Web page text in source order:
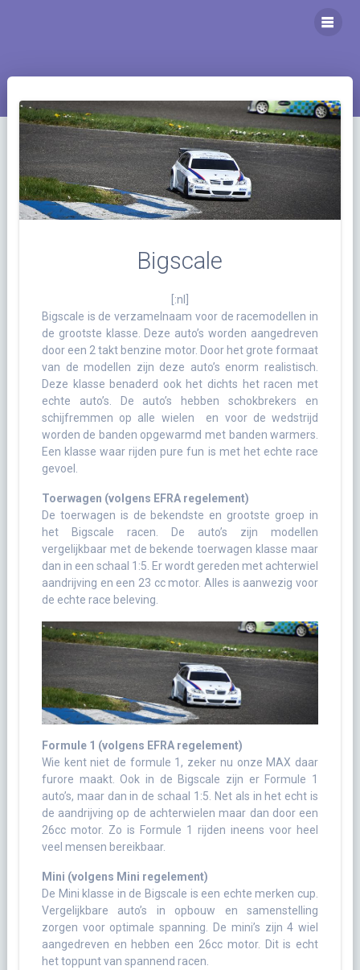
Bigscale
[:nl]
Bigscale is de verzamelnaam voor de racemodellen in
de grootste klasse. Deze auto’s worden aangedreven
door een 2 takt benzine motor. Door het grote formaat
van de modellen zijn deze auto’s enorm realistisch.
Deze klasse benaderd ook het dichts het racen met
echte auto’s. De auto’s hebben schokbrekers en
schijfremmen op alle wielen en voor de wedstrijd
worden de banden opgewarmd met banden warmers.
Een klasse waar rijden pure fun is met het echte race
gevoel.
Toerwagen (volgens EFRA regelement)
De toerwagen is de bekendste en grootste groep in
het Bigscale racen. De auto’s zijn modellen
vergelijkbaar met de bekende toerwagen klasse maar
dan in een schaal 1:5. Er wordt gereden met achterwiel
aandrijving en een 23 cc motor. Alles is aanwezig voor
de echte race beleving.
Formule 1 (volgens EFRA regelement)
Wie kent niet de formule 1, zeker nu onze MAX daar
furore maakt. Ook in de Bigscale zijn er Formule 1
auto’s, maar dan in de schaal 1:5. Net als in het echt is
de aandrijving op de achterwielen maar dan door een
26cc motor. Zo is Formule 1 rijden ineens voor heel
veel mensen bereikbaar.
Mini (volgens Mini regelement)
De Mini klasse in de Bigscale is een echte merken cup.
Vergelijkbare auto’s in opbouw en samenstelling
zorgen voor optimale spanning. De mini’s zijn 4 wiel
aangedreven en hebben een 26cc motor. Dit is echt
het toppunt van spannend racen.